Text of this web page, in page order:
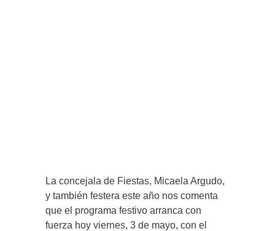
La concejala de Fiestas, Micaela Argudo,
y también festera este año nos comenta
que el programa festivo arranca con
fuerza hoy viernes, 3 de mayo, con el